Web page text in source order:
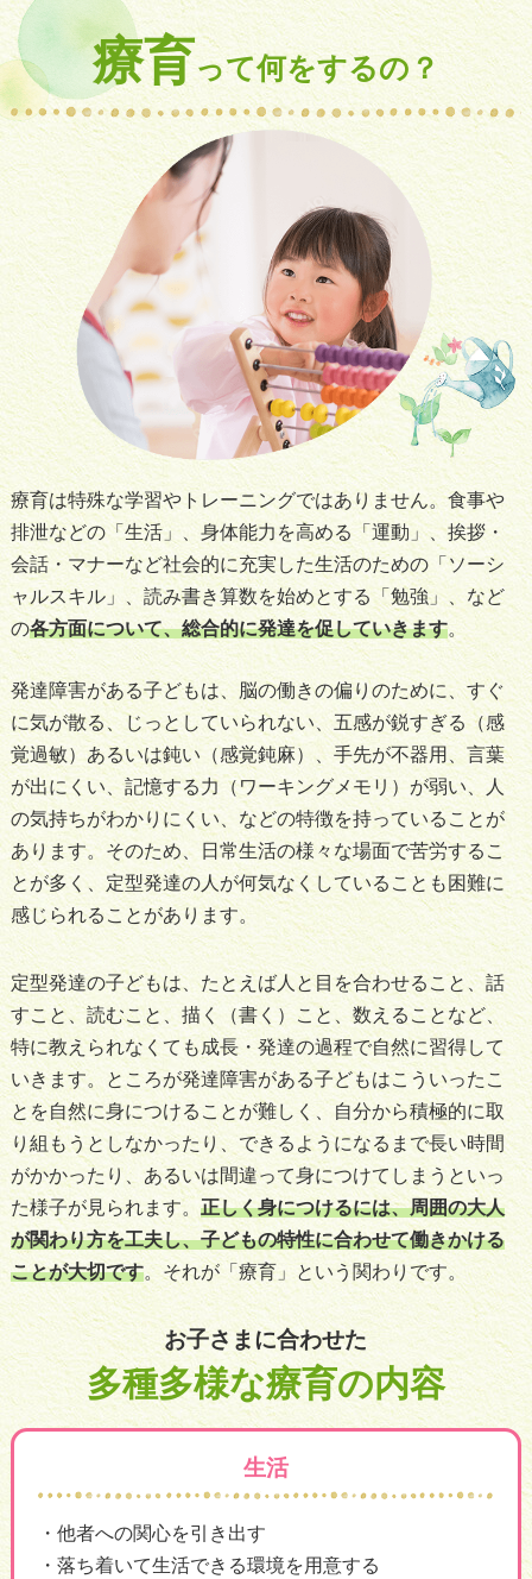
療育って何をするの？
療育は特殊な学習やトレーニングではありません。食事や
排泄などの「生活」、身体能力を高める「運動」、挨拶・
会話・マナーなど社会的に充実した生活のための「ソーシ
ャルスキル」、読み書き算数を始めとする「勉強」、など
の各方面について、総合的に発達を促していきます。
発達障害がある子どもは、脳の働きの偏りのために、すぐ
に気が散る、じっとしていられない、五感が鋭すぎる（感
覚過敏）あるいは鈍い（感覚鈍麻）、手先が不器用、言葉
が出にくい、記憶する力（ワーキングメモリ）が弱い、人
の気持ちがわかりにくい、などの特徴を持っていることが
あります。そのため、日常生活の様々な場面で苦労するこ
とが多く、定型発達の人が何気なくしていることも困難に
感じられることがあります。
定型発達の子どもは、たとえば人と目を合わせること、話
すこと、読むこと、描く（書く）こと、数えることなど、
特に教えられなくても成長・発達の過程で自然に習得して
いきます。ところが発達障害がある子どもはこういったこ
とを自然に身につけることが難しく、自分から積極的に取
り組もうとしなかったり、できるようになるまで長い時間
がかかったり、あるいは間違って身につけてしまうといっ
た様子が見られます。 正しく身につけるには、周囲の大人
が関わり方を工夫し、子どもの特性に合わせて働きかける
ことが大切です。それが「療育」という関わりです。
お子さまに合わせた
多種多様な療育の内容
生活
他者への関心を引き出す
落ち着いて生活できる環境を用意する